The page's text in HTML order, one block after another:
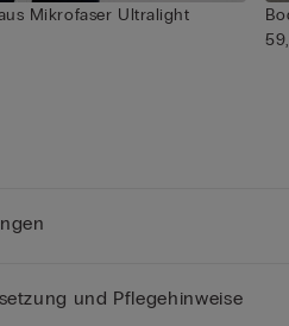
Mikrofaser Ultralight
und Pflegehinweise